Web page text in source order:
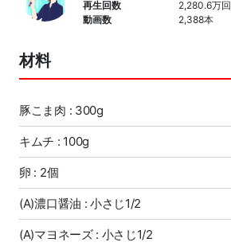
再生回数
2,280.6万回
動画数
2,388本
材料
豚こま肉 : 300g
キムチ : 100g
卵 : 2個
(A)濃口醤油 : 小さじ1/2
(A)マヨネーズ : 小さじ1/2